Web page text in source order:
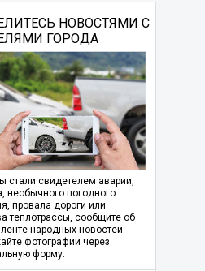
НОВОСТЯМИ С
ГОРОДА
стали свидетелем аварии,
необычного погодного
провала дороги или
теплотрассы, сообщите об
народных новостей.
фотографии через
форму.